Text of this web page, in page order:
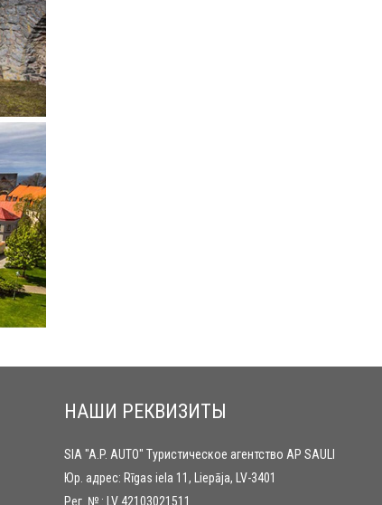
НАШИ РЕКВИЗИТЫ
SIA "A.P. AUTO" Туристическое агентство AP SAULI
Юр. адрес: Rīgas iela 11, Liepāja, LV-3401
Рег. №.: LV 42103021511